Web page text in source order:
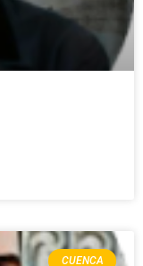
CUENCA